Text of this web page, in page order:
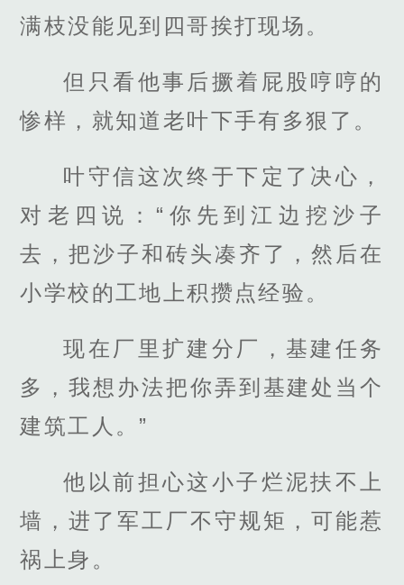
满枝没能见到四哥挨打现场。
但只看他事后撅着屁股哼哼的
惨样，就知道老叶下手有多狠了。
叶守信这次终于下定了决心，
对老四说：“你先到江边挖沙子
去，把沙子和砖头凑齐了，然后在
小学校的工地上积攒点经验。
现在厂里扩建分厂，基建任务
多，我想办法把你弄到基建处当个
建筑工人。”
他以前担心这小子烂泥扶不上
墙，进了军工厂不守规矩，可能惹
祸上身。